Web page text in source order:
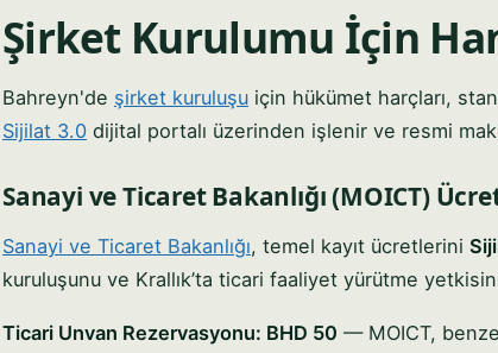
Şirket Kurulumu İçin
Bahreyn'de şirket kuruluşu için hükümet harçları,
Sijilat 3.0 dijital portalı üzerinden işlenir ve resmi
Sanayi ve Ticaret Bakanlığı (MOICT)
Sanayi ve Ticaret Bakanlığı, temel kayıt ücretlerini
kuruluşunu ve Krallık’ta ticari faaliyet yürütme
Ticari Unvan Rezervasyonu: BHD 50 — MOICT,